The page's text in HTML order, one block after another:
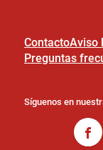
ContactoAviso
Preguntas
Síguenos en